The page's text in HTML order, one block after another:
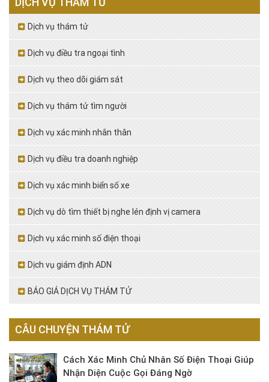
Dịch vụ thám tử
Dịch vụ điều tra ngoại tình
Dịch vụ theo dõi giám sát
Dịch vụ thám tử tìm người
Dịch vụ xác minh nhân thân
Dịch vụ điều tra doanh nghiệp
Dịch vụ xác minh biển số xe
Dịch vụ dò tìm thiết bị nghe lén định vị camera
Dịch vụ xác minh số điện thoại
Dịch vụ giám định ADN
BÁO GIÁ DỊCH VỤ THÁM TỬ
CÂU CHUYỆN THÁM TỬ
Cách Xác Minh Chủ Nhân Số Điện Thoại Giúp
Nhận Diện Cuộc Gọi Đáng Ngờ